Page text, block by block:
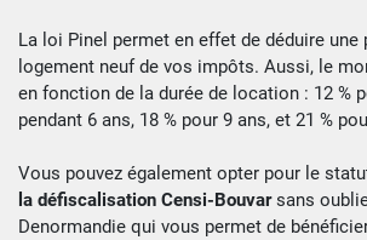
La loi Pinel permet en effet de déduire une
logement neuf de vos impôts. Aussi, le
en fonction de la durée de location : 12 %
pendant 6 ans, 18 % pour 9 ans, et 21 %
Vous pouvez également opter pour le
la défiscalisation Censi-Bouvarsans
Denormandie qui vous permet de